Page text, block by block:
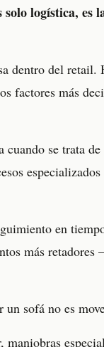
logística, es
dentro del retail.
factores más
cuando se trata
en
más
sofá no es